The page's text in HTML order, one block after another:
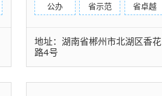
公办 省示范 省卓越
地址：湖南省郴州市北湖区香花
路4号